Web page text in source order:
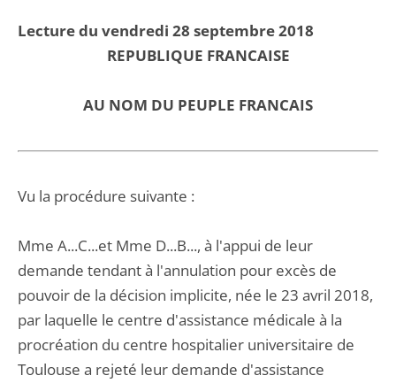
Lecture du vendredi 28 septembre 2018
REPUBLIQUE FRANCAISE
AU NOM DU PEUPLE FRANCAIS
Vu la procédure suivante :
Mme A...C...et Mme D...B..., à l'appui de leur
demande tendant à l'annulation pour excès de
pouvoir de la décision implicite, née le 23 avril 2018,
par laquelle le centre d'assistance médicale à la
procréation du centre hospitalier universitaire de
Toulouse a rejeté leur demande d'assistance